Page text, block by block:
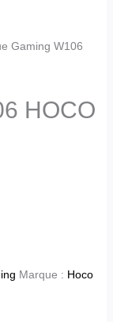
Gaming W106
HOCO
Marque : Hoco